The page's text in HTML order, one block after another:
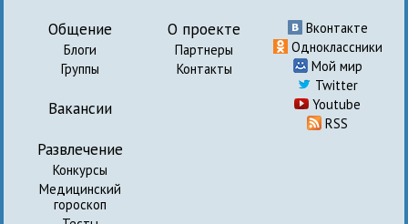
Общение
Блоги
Группы
Вакансии
Развлечение
Конкурсы
Медицинский
гороскоп
О проекте
Партнеры
Контакты
Вконтакте
Одноклассники
Мой мир
Twitter
Youtube
RSS